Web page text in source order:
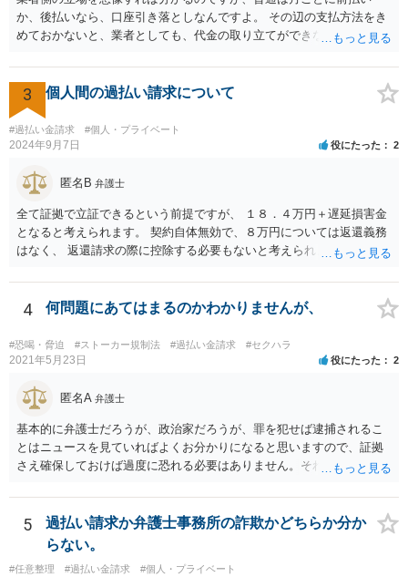
か、後払いなら、口座引き落としなんですよ。 その辺の支払方法をき
めておかないと、業者としても、代金の取り立てができないじゃない
っている時点で、不審なんですよ。 支払い方法として、appleカードな
どを指定されるのは、それだけで不審だとはいえませんが、 総合的に
みると、不審さは残りますね。 業者側に連絡をして、それでリスクが
消えるということもできません。身分証を渡したら、リスク増えます
よ。 無視してしまった方が、かえってリスクを抑えることができると
3 個人間の過払い請求について
#過払い金請求 #個人・プライベート
2024年9月7日 役にたった 2
匿名B 弁護士
全て証拠で立証できるという前提ですが、 １８．４万円＋遅延損害金
となると考えられます。 契約自体無効で、８万円については返還義務
はなく、 返還請求の際に控除する必要もないと考えられます。
4 何問題にあてはまるのかわかりませんが、
#恐喝・脅迫 #ストーカー規制法 #過払い金請求 #セクハラ
2021年5月23日 役にたった 2
匿名A 弁護士
基本的に弁護士だろうが、政治家だろうが、罪を犯せば逮捕されるこ
とはニュースを見ていればよくお分かりになると思いますので、証拠
さえ確保しておけば過度に恐れる必要はありません。それでもなおご
5
過払い請求か弁護士事務所の詐欺かどちらか分か
らない。
#任意整理 #過払い金請求 #個人・プライベート